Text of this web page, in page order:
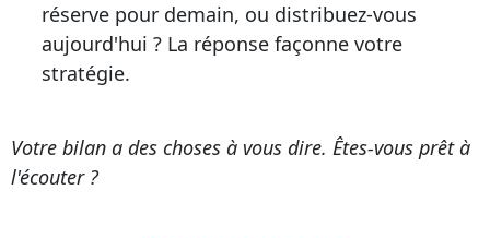
réserve pour demain, ou distribuez-vous
aujourd'hui ? La réponse façonne votre
stratégie.
Votre bilan a des choses à vous dire. Êtes-vous prêt à
l'écouter ?